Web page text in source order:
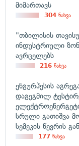
მიმართავს
304 ნახვა
"თბილისის
ინდუსტრიული
ავრცელებს
216 ნახვა
ენგურჰესის
დაგეგმილ
სრული გათიშვა
სემეკის წევრის
177 ნახვა